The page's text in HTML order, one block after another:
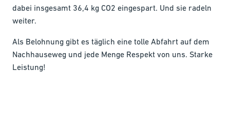
dabei insgesamt 36,4 kg CO2 eingespart. Und sie radeln
weiter.
Als Belohnung gibt es täglich eine tolle Abfahrt auf dem
Nachhauseweg und jede Menge Respekt von uns. Starke
Leistung!